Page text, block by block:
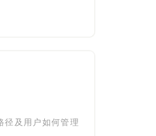
及用户如何管理